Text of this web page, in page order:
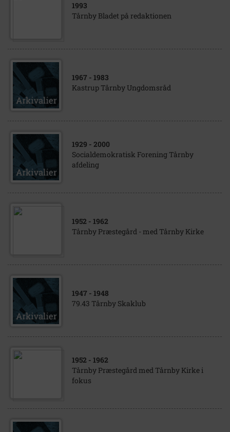
1993
Tårnby Bladet på redaktionen
1967 - 1983
Kastrup Tårnby Ungdomsråd
1929 - 2000
Socialdemokratisk Forening Tårnby
afdeling
1952 - 1962
Tårnby Præstegård - med Tårnby Kirke
1947 - 1948
79.43 Tårnby Skaklub
1952 - 1962
Tårnby Præstegård med Tårnby Kirke i
fokus